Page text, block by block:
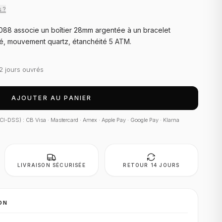
?
associe un boîtier 28mm argentée à un bracelet
mouvement quartz, étanchéité 5 ATM.
jours ouvrés
AJOUTER AU PANIER
DSS) : CB Visa · Mastercard · Amex · Apple Pay · Google Pay · Klarna
LIVRAISON SÉCURISÉE RETOUR 14 JOURS